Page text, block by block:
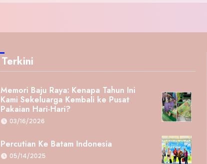
Terkini
Memori Baju Raya: Kenapa Tahun Ini
Kami Sekeluarga Kembali ke Pusat
Pakaian Hari-Hari?
03/16/2026
Percutian Ke Batam Indonesia
05/14/2025